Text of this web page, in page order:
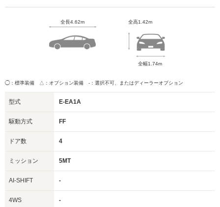
全長4.62m 全高1.42m
全幅1.74m
◯：標準装備 △：オプション装備 -：選択不可、またはディーラーオプション
型式 E-EA1A
駆動方式 FF
ドア数 4
ミッション 5MT
AI-SHIFT -
4WS -